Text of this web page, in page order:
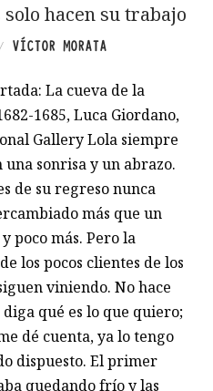
hacen su trabajo
/ VÍCTOR MORATA
La cueva de la
1685, Luca Giordano,
Gallery Lola siempre
una sonrisa y un abrazo.
de su regreso nunca
más que un
poco más. Pero la
los pocos clientes de los
viniendo. No hace
qué es lo que quiero;
dé cuenta, ya lo tengo
dispuesto. El primer
quedando frío y las